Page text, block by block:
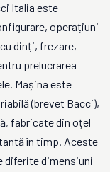
Italia este
operațiuni
dinți, frezare,
prelucrarea
Mașina este
(brevet Bacci),
fabricate din oțel
în timp. Aceste
diferite dimensiuni